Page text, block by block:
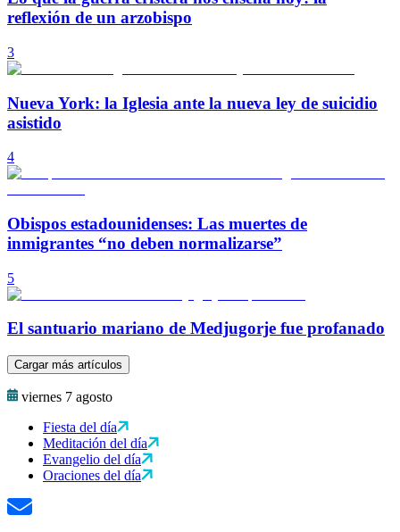
reflexión de un arzobispo
3
Nueva York: la Iglesia ante la nueva ley de suicidio
asistido
4
Obispos estadounidenses: Las muertes de
inmigrantes “no deben normalizarse”
5
El santuario mariano de Medjugorje fue profanado
Cargar más artículos
viernes 7 agosto
Fiesta del día
Meditación del día
Evangelio del día
Oraciones del día